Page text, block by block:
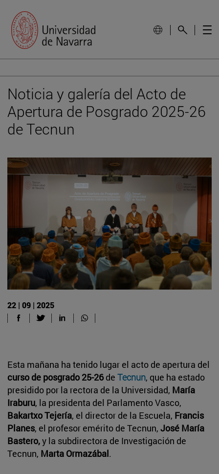
Noticia y galería del Acto de
Apertura de Posgrado 2025-26
de Tecnun
22 | 09 | 2025
Esta mañana ha tenido lugar el acto de apertura del
curso de posgrado 25-26de Tecnun, que ha estado
presidido por la rectora de la Universidad, María
Iraburu, la presidenta del Parlamento Vasco,
Bakartxo Tejería, el director de la Escuela, Francis
Planes, el profesor emérito de Tecnun, José María
Bastero,y la subdirectora de Investigación de
Tecnun, Marta Ormazábal.